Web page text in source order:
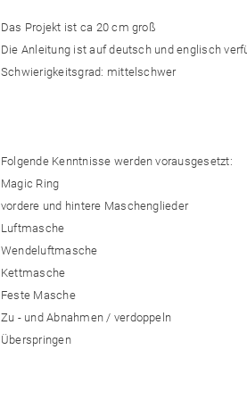
Das Projekt ist ca 20 cm groß
Die Anleitung ist auf deutsch und englisch
Schwierigkeitsgrad: mittelschwer
Folgende Kenntnisse werden vorausgesetzt:
Magic Ring
vordere und hintere Maschenglieder
Luftmasche
Wendeluftmasche
Kettmasche
Feste Masche
Zu - und Abnahmen / verdoppeln
Überspringen